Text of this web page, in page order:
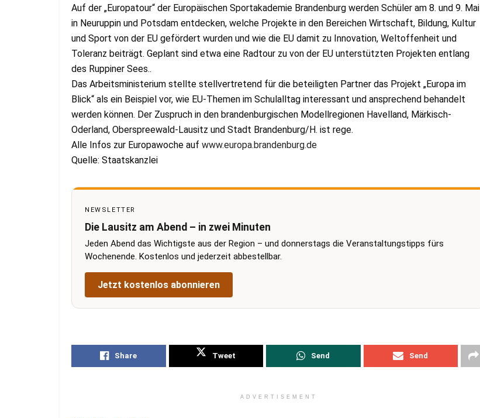
Auf der „Europatour“ der Europäischen Sportakademie Brandenburg werden Schüler am 8. und 9. Mai
in Neuruppin und Potsdam entdecken, welche Projekte in den Bereichen Wirtschaft, Bildung, Kultur
und Sport von der EU gefördert wurden und wie die EU damit zu Innovation, Weltoffenheit und
Toleranz beiträgt. Geplant sind etwa eine Radtour zu von der EU unterstützten Projekten entlang
des Ruppiner Sees..
Das Arbeitsministerium stellte stellvertretend für die beteiligten Partner das Projekt „Europa im
Blick“ als ein Beispiel vor, wie EU-Themen im Schulalltag interessant und ansprechend behandelt
werden können. Der Zuspruch in den brandenburgischen Modellregionen Havelland, Märkisch-
Oderland, Oberspreewald-Lausitz und Stadt Brandenburg/H. ist rege.
Alle Infos zur Europawoche auf www.europa.brandenburg.de
Quelle: Staatskanzlei
NEWSLETTER
Die Lausitz am Abend – in zwei Minuten
Jeden Abend das Wichtigste aus der Region – und donnerstags die Veranstaltungstipps fürs
Wochenende. Kostenlos und jederzeit abbestellbar.
Jetzt kostenlos abonnieren
Share Tweet Send Send
ADVERTISEMENT